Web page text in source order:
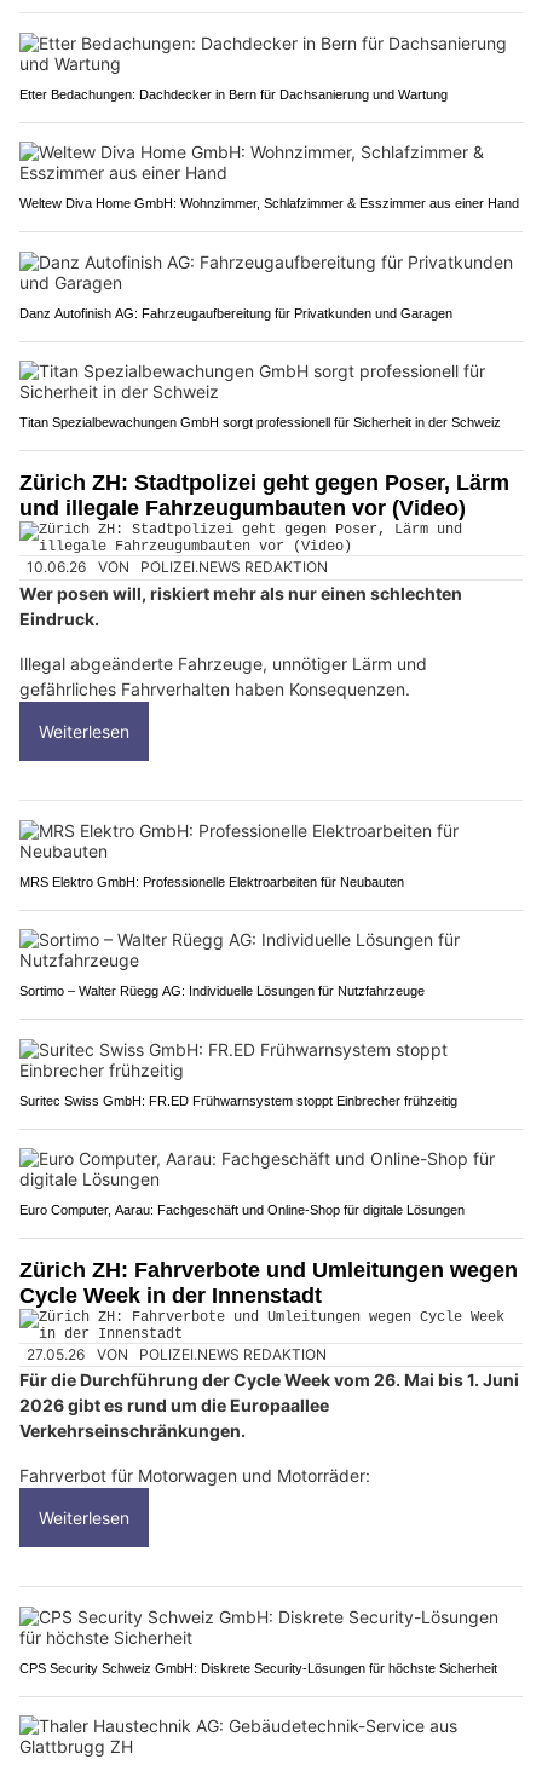
Etter Bedachungen: Dachdecker in Bern für Dachsanierung und Wartung
Weltew Diva Home GmbH: Wohnzimmer, Schlafzimmer & Esszimmer aus einer Hand
Danz Autofinish AG: Fahrzeugaufbereitung für Privatkunden und Garagen
Titan Spezialbewachungen GmbH sorgt professionell für Sicherheit in der Schweiz
Zürich ZH: Stadtpolizei geht gegen Poser, Lärm
und illegale Fahrzeugumbauten vor (Video)
10.06.26 VON POLIZEI.NEWS REDAKTION
Wer posen will, riskiert mehr als nur einen schlechten
Eindruck.
Illegal abgeänderte Fahrzeuge, unnötiger Lärm und
gefährliches Fahrverhalten haben Konsequenzen.
Weiterlesen
MRS Elektro GmbH: Professionelle Elektroarbeiten für Neubauten
Sortimo – Walter Rüegg AG: Individuelle Lösungen für Nutzfahrzeuge
Suritec Swiss GmbH: FR.ED Frühwarnsystem stoppt Einbrecher frühzeitig
Euro Computer, Aarau: Fachgeschäft und Online-Shop für digitale Lösungen
Zürich ZH: Fahrverbote und Umleitungen wegen
Cycle Week in der Innenstadt
27.05.26 VON POLIZEI.NEWS REDAKTION
Für die Durchführung der Cycle Week vom 26. Mai bis 1. Juni
2026 gibt es rund um die Europaallee
Verkehrseinschränkungen.
Fahrverbot für Motorwagen und Motorräder:
Weiterlesen
CPS Security Schweiz GmbH: Diskrete Security-Lösungen für höchste Sicherheit